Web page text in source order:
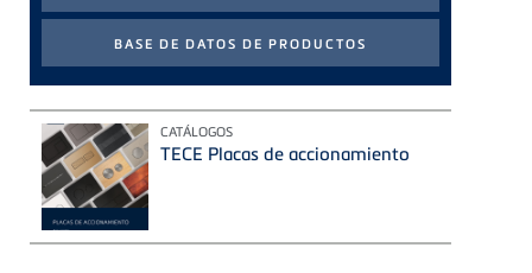
CATÁLOGOS
TECE Placas de accionamiento